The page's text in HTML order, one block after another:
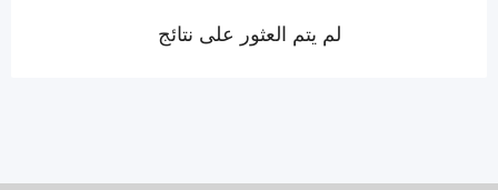
لم يتم العثور على نتائج